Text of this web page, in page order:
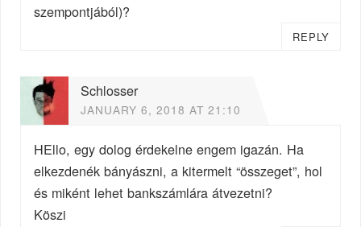
szempontjából)?
REPLY
Schlosser
JANUARY 6, 2018 AT 21:10
HEllo, egy dolog érdekelne engem igazán. Ha
elkezdenék bányászni, a kitermelt “összeget”, hol
és miként lehet bankszámlára átvezetni?
Köszi